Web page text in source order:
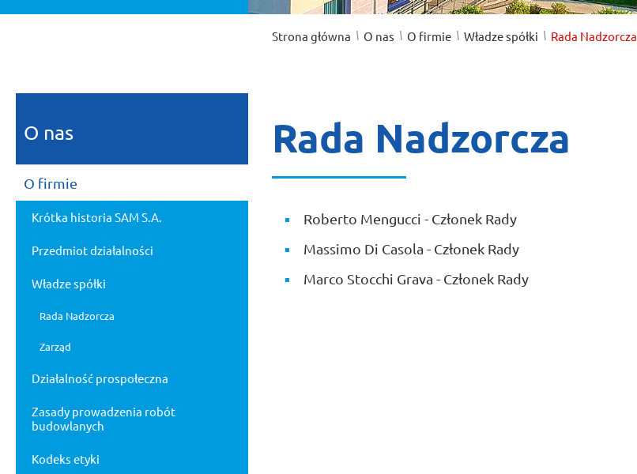
Strona główna /
O nas /
O firmie /
Władze spółki /
Rada Nadzorcza
Rada Nadzorcza
Roberto Mengucci - Członek Rady
Massimo Di Casola - Członek Rady
Marco Stocchi Grava - Członek Rady
O nas
O firmie
Krótka historia SAM S.A.
Przedmiot działalności
Władze spółki
Rada Nadzorcza
Zarząd
Działalność prospołeczna
Zasady prowadzenia robót
budowlanych
Kodeks etyki